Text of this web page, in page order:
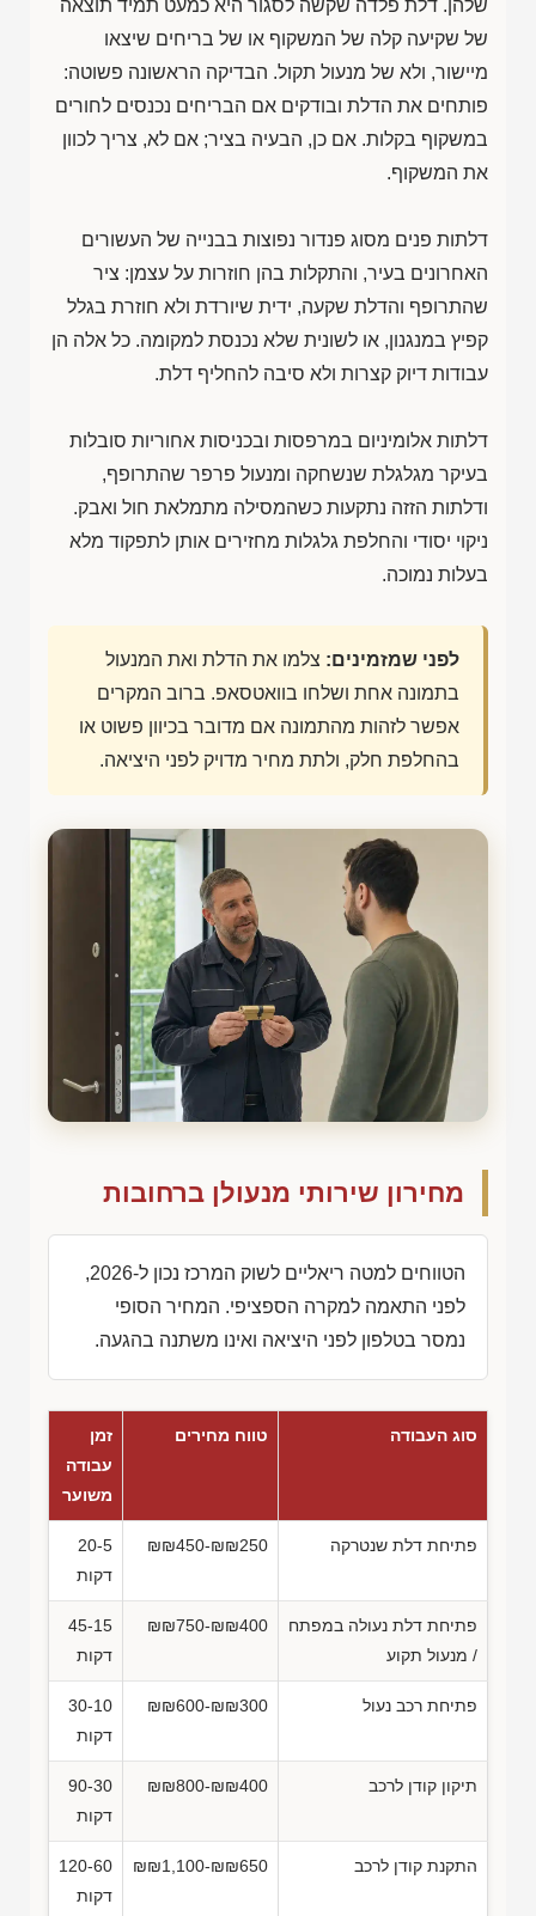
שלהן. דלת פלדה שקשה לסגור היא כמעט תמיד תוצאה
של שקיעה קלה של המשקוף או של בריחים שיצאו
מיישור, ולא של מנעול תקול. הבדיקה הראשונה פשוטה:
פותחים את הדלת ובודקים אם הבריחים נכנסים לחורים
במשקוף בקלות. אם כן, הבעיה בציר; אם לא, צריך לכוון
את המשקוף.
דלתות פנים מסוג פנדור נפוצות בבנייה של העשורים
האחרונים בעיר, והתקלות בהן חוזרות על עצמן: ציר
שהתרופף והדלת שקעה, ידית שיורדת ולא חוזרת בגלל
קפיץ במנגנון, או לשונית שלא נכנסת למקומה. כל אלה הן
עבודות דיוק קצרות ולא סיבה להחליף דלת.
דלתות אלומיניום במרפסות ובכניסות אחוריות סובלות
בעיקר מגלגלת שנשחקה ומנעול פרפר שהתרופף,
ודלתות הזזה נתקעות כשהמסילה מתמלאת חול ואבק.
ניקוי יסודי והחלפת גלגלות מחזירים אותן לתפקוד מלא
בעלות נמוכה.
לפני שמזמינים: צלמו את הדלת ואת המנעול
בתמונה אחת ושלחו בוואטסאפ. ברוב המקרים
אפשר לזהות מהתמונה אם מדובר בכיוון פשוט או
בהחלפת חלק, ולתת מחיר מדויק לפני היציאה.
מחירון שירותי מנעולן ברחובות
הטווחים למטה ריאליים לשוק המרכז נכון ל-2026,
לפני התאמה למקרה הספציפי. המחיר הסופי
נמסר בטלפון לפני היציאה ואינו משתנה בהגעה.
סוג העבודה טווח מחירים
זמן
עבודה
משוער
פתיחת דלת שנטרקה ₪₪450-₪₪250
20-5
דקות
פתיחת דלת נעולה במפתח
/ מנעול תקוע
₪₪750-₪₪400
45-15
דקות
פתיחת רכב נעול ₪₪600-₪₪300
30-10
דקות
תיקון קודן לרכב ₪₪800-₪₪400
90-30
דקות
התקנת קודן לרכב ₪₪1,100-₪₪650
120-60
דקות